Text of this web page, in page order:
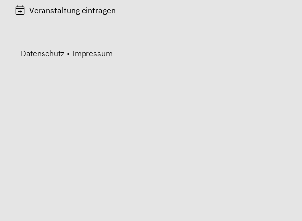
Veranstaltung eintragen
Datenschutz • Impressum